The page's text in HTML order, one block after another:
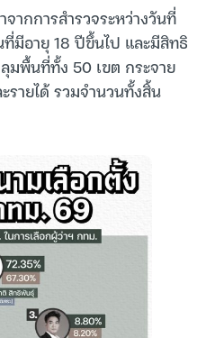
ากการสำรวจระหว่างวันที่
มีอายุ 18 ปีขึ้นไป และมีสิทธิ
มพื้นที่ทั้ง 50 เขต กระจาย
ายได้ รวมจำนวนทั้งสิ้น